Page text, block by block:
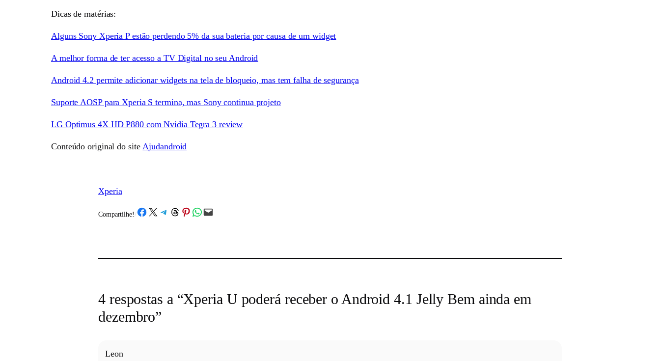
Dicas de matérias:
Alguns Sony Xperia P estão perdendo 5% da sua bateria por causa de um widget
A melhor forma de ter acesso a TV Digital no seu Android
Android 4.2 permite adicionar widgets na tela de bloqueio, mas tem falha de segurança
Suporte AOSP para Xperia S termina, mas Sony continua projeto
LG Optimus 4X HD P880 com Nvidia Tegra 3 review
Conteúdo original do site Ajudandroid
Xperia
Compartilhe!/Share on Facebook
Share on X Share on Telegram
Share on Threads
Share on Pinterest
Share on WhatsApp
Email this Page
4 respostas a “Xperia U poderá receber o Android 4.1 Jelly Bem ainda em
dezembro”
Leon